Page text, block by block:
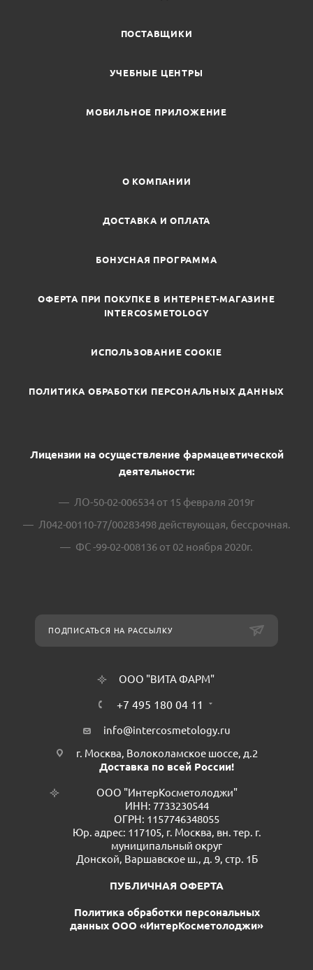
ПОСТАВЩИКИ
УЧЕБНЫЕ ЦЕНТРЫ
МОБИЛЬНОЕ ПРИЛОЖЕНИЕ
О КОМПАНИИ
ДОСТАВКА И ОПЛАТА
БОНУСНАЯ ПРОГРАММА
ОФЕРТА ПРИ ПОКУПКЕ В ИНТЕРНЕТ-МАГАЗИНЕ
INTERCOSMETOLOGY
ИСПОЛЬЗОВАНИЕ COOKIE
ПОЛИТИКА ОБРАБОТКИ ПЕРСОНАЛЬНЫХ ДАННЫХ
Лицензии на осуществление фармацевтической
деятельности:
ЛО-50-02-006534 от 15 февраля 2019г
Л042-00110-77/00283498 действующая, бессрочная.
ФС -99-02-008136 от 02 ноября 2020г.
ПОДПИСАТЬСЯ НА РАССЫЛКУ
ООО "ВИТА ФАРМ"
+7 495 180 04 11
info@intercosmetology.ru
г. Москва, Волоколамское шоссе, д.2
Доставка по всей России!
ООО "ИнтерКосметолоджи"
ИНН: 7733230544
ОГРН: 1157746348055
Юр. адрес: 117105, г. Москва, вн. тер. г.
муниципальный округ
Донской, Варшавское ш., д. 9, стр. 1Б
ПУБЛИЧНАЯ ОФЕРТА
Политика обработки персональных
данных ООО «ИнтерКосметолоджи»